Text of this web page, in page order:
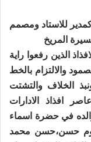
للاستاد ومصمم
المريخ
الذين رفعوا راية
والالتزام بالخط
الخلاف والتشتت
افذاذ الادارات
في حضرة اسماء
حسن،حسن محمد